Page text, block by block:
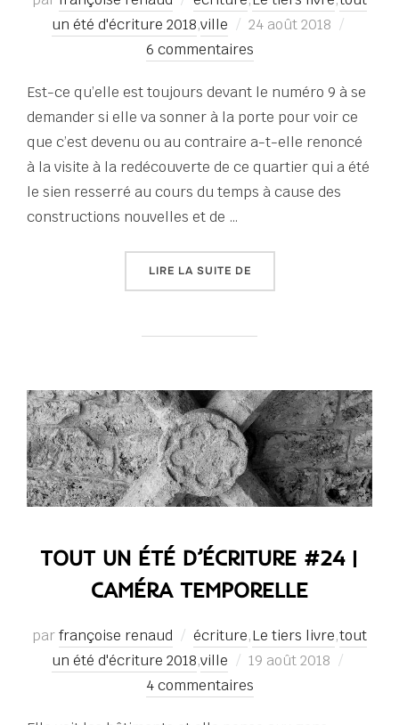
un été d'écriture 2018,ville
Publié
le
24 août 2018
6 commentaires
Est-ce qu’elle est toujours devant le numéro 9 à se
demander si elle va sonner à la porte pour voir ce
que c’est devenu ou au contraire a-t-elle renoncé
à la visite à la redécouverte de ce quartier qui a été
le sien resserré au cours du temps à cause des
constructions nouvelles et de …
LIRE LA SUITE DE« TOUT UN ÉTÉ
TOUT UN ÉTÉ D’ÉCRITURE #24 |
CAMÉRA TEMPORELLE
parfrançoise renaud écriture,Le tiers livre,tout
un été d'écriture 2018,ville
Publié
le
19 août 2018
4 commentaires